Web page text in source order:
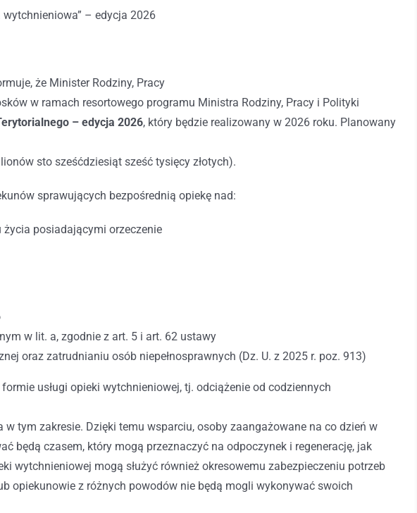
wytchnieniowa” – edycja 2026
że Minister Rodziny, Pracy
w ramach resortowego programu Ministra Rodziny, Pracy i Polityki
– edycja 2026, który będzie realizowany w 2026 roku. Planowany
sto sześćdziesiąt sześć tysięcy złotych).
sprawujących bezpośrednią opiekę nad:
posiadającymi orzeczenie
w lit. a, zgodnie z art. 5 i art. 62 ustawy
oraz zatrudnianiu osób niepełnosprawnych (Dz. U. z 2025 r. poz. 913)
usługi opieki wytchnieniowej, tj. odciążenie od codziennych
tym zakresie. Dzięki temu wsparciu, osoby zaangażowane na co dzień w
będą czasem, który mogą przeznaczyć na odpoczynek i regenerację, jak
wytchnieniowej mogą służyć również okresowemu zabezpieczeniu potrzeb
opiekunowie z różnych powodów nie będą mogli wykonywać swoich